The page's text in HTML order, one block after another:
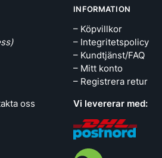
oss
INFORMATION
– Köpvillkor
– Integritetspolicy
– Kundtjänst/FAQ
– Mitt konto
– Registrera retur
Vi levererar med: